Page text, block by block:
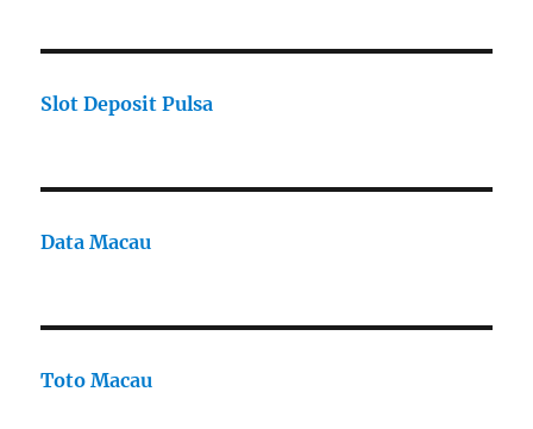
Slot Deposit Pulsa
Data Macau
Toto Macau